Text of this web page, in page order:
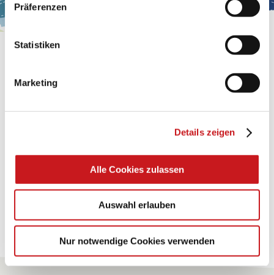
Impressum.
Präferenzen
Statistiken
Marketing
Details zeigen
Alle Cookies zulassen
Auswahl erlauben
Nur notwendige Cookies verwenden
Eine Überraschung der besonderten Art und
unübertroffen in der Wirkung. Probieren Sie es aus.
Zum Tipp